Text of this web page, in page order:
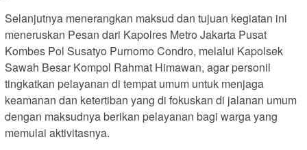
Selanjutnya menerangkan maksud dan tujuan kegiatan ini
meneruskan Pesan dari Kapolres Metro Jakarta Pusat
Kombes Pol Susatyo Purnomo Condro, melalui Kapolsek
Sawah Besar Kompol Rahmat Himawan, agar personil
tingkatkan pelayanan di tempat umum untuk menjaga
keamanan dan ketertiban yang di fokuskan di jalanan umum
dengan maksudnya berikan pelayanan bagi warga yang
memulai aktivitasnya.